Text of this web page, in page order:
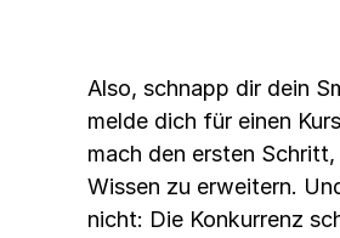
Also, schnapp dir dein
melde dich für einen
mach den ersten Schritt,
Wissen zu erweitern.
nicht: Die Konkurrenz